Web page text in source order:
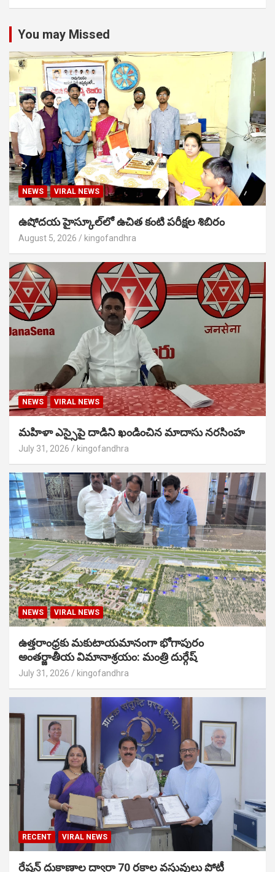
You may Missed
NEWS VIRAL NEWS
ఉషోదయ హైస్కూల్‌లో ఉచిత కంటి పరీక్షల శిబిరం
August 5, 2026 kingofandhra
NEWS VIRAL NEWS
మహిళా ఎస్సైపై దాడిని ఖండించిన మాదాసు నరసింహ
July 31, 2026 kingofandhra
NEWS VIRAL NEWS
ఉత్తరాంధ్రకు మకుటాయమానంగా భోగాపురం
అంతర్జాతీయ విమానాశ్రయం: మంత్రి దుర్గేష్
July 31, 2026 kingofandhra
RECENT VIRAL NEWS
రేషన్ దుకాణాల ద్వారా 70 రకాల వస్తువులు పోటీ